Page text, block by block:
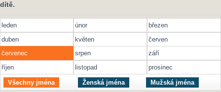
dítě.
leden únor
březen
duben
květen
červen
červenec
srpen
září
říjen
listopad prosinec
Všechny jména Ženská jména Mužská jména